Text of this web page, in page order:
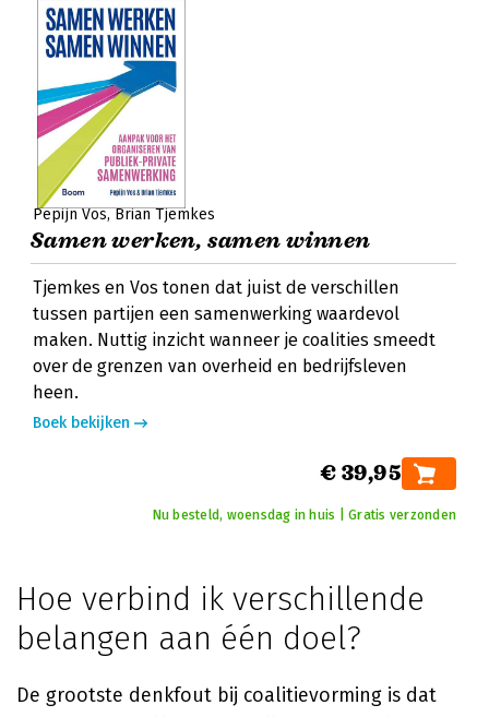
Pepijn Vos Brian Tjemkes
Samen werken, samen winnen
Tjemkes en Vos tonen dat juist de verschillen
tussen partijen een samenwerking waardevol
maken. Nuttig inzicht wanneer je coalities smeedt
over de grenzen van overheid en bedrijfsleven
heen.
Boek bekijken
€ 39,95
Nu besteld, woensdag in huis | Gratis verzonden
Hoe verbind ik verschillende
belangen aan één doel?
De grootste denkfout bij coalitievorming is dat